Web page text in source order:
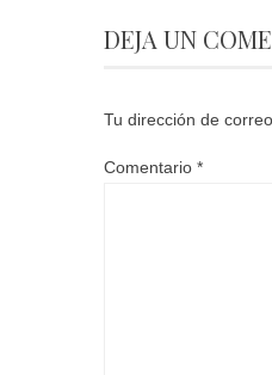
DEJA UN
Tu dirección de
Comentario *